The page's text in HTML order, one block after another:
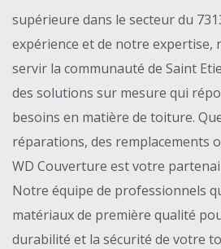
supérieure dans le secteur du
expérience et de notre expertise,
servir la communauté de Saint
des solutions sur mesure qui
besoins en matière de toiture.
réparations, des remplacements
WD Couverture est votre
Notre équipe de professionnels
matériaux de première qualité
durabilité et la sécurité de votre